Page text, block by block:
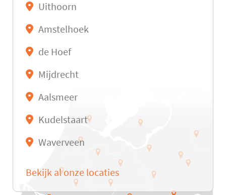
Uithoorn
Amstelhoek
de Hoef
Mijdrecht
Aalsmeer
Kudelstaart
Waverveen
Bekijk al onze locaties